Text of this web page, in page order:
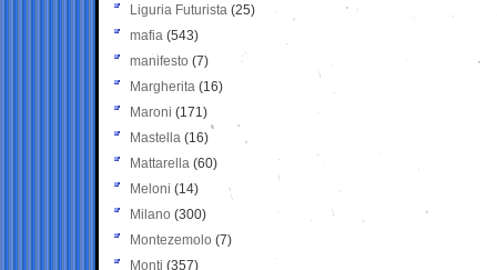
Liguria Futurista (25)
mafia (543)
manifesto (7)
Margherita (16)
Maroni (171)
Mastella (16)
Mattarella (60)
Meloni (14)
Milano (300)
Montezemolo (7)
Monti (357)